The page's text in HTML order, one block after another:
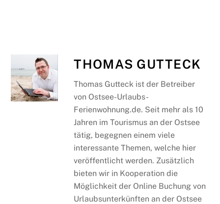
THOMAS GUTTECK
Thomas Gutteck ist der Betreiber
von Ostsee-Urlaubs-
Ferienwohnung.de. Seit mehr als 10
Jahren im Tourismus an der Ostsee
tätig, begegnen einem viele
interessante Themen, welche hier
veröffentlicht werden. Zusätzlich
bieten wir in Kooperation die
Möglichkeit der Online Buchung von
Urlaubsunterkünften an der Ostsee